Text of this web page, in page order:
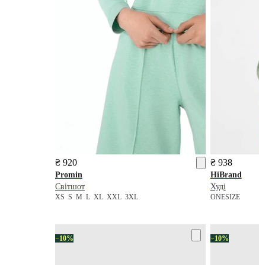
₴ 920
Promin
Світшот
XS S M L XL XXL 3XL
₴ 938
HiBrand
Худі
ONESIZE
−10% −10%